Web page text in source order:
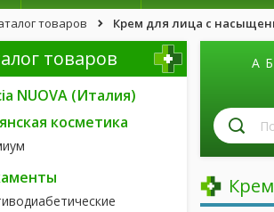
товаров Крем для лица с
товаров
NUOVA (Италия)
косметика
А Б